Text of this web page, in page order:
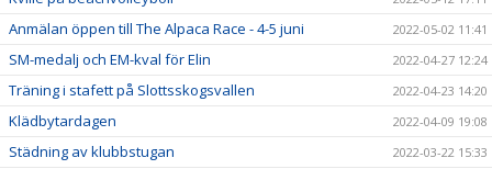
Anmälan öppen till The Alpaca Race - 4-5 juni 2022-05-02 11:41
SM-medalj och EM-kval för Elin 2022-04-27 12:24
Träning i stafett på Slottsskogsvallen 2022-04-23 14:20
Klädbytardagen 2022-04-09 19:08
Städning av klubbstugan 2022-03-22 15:33